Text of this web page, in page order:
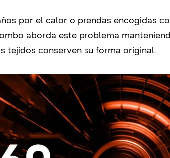
por el calor o prendas encogidas
aborda este problema
tejidos conserven su forma original.